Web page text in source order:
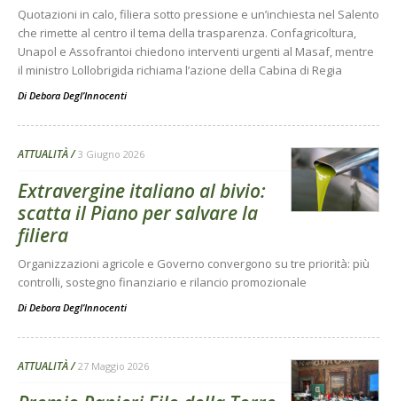
Quotazioni in calo, filiera sotto pressione e un’inchiesta nel Salento
che rimette al centro il tema della trasparenza. Confagricoltura,
Unapol e Assofrantoi chiedono interventi urgenti al Masaf, mentre
il ministro Lollobrigida richiama l’azione della Cabina di Regia
Di Debora Degl’Innocenti
ATTUALITÀ 3 Giugno 2026
Extravergine italiano al bivio:
scatta il Piano per salvare la
filiera
Organizzazioni agricole e Governo convergono su tre priorità: più
controlli, sostegno finanziario e rilancio promozionale
Di Debora Degl’Innocenti
ATTUALITÀ 27 Maggio 2026